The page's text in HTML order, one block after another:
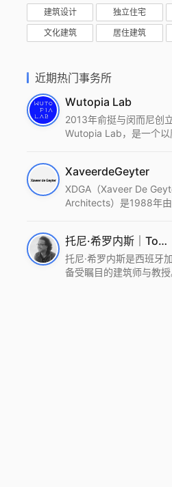
建筑设计 独立住宅
文化建筑 居住建筑
近期热门事务所
Wutopia Lab
2013年俞挺与闵而尼创
Wutopia Lab，是一个以
统这种新的思维范式为基
和生活性为介入设计的原
工具，从而推动建筑学和
2022 DFA中获
A+ Firm Awards中获
Mention：Best Young
XaveerdeGeyter
XDGA（Xaveer De
Architects）是1988年
进的设计方法、多元的专
化的作品著称，曾获密斯
Bigmat奖等多项重要奖项
托尼·希罗内斯｜Toni Gironès
托尼·希罗内斯是西班牙
备受瞩目的建筑师与教授